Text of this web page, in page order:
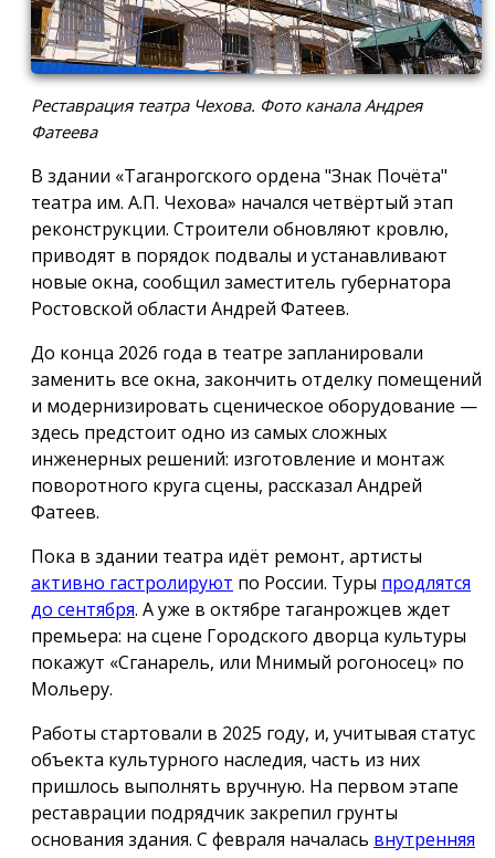
Реставрация театра Чехова. Фото канала Андрея
Фатеева
В здании «Таганрогского ордена "Знак Почёта"
театра им. А.П. Чехова» начался четвёртый этап
реконструкции. Строители обновляют кровлю,
приводят в порядок подвалы и устанавливают
новые окна, сообщил заместитель губернатора
Ростовской области Андрей Фатеев.
До конца 2026 года в театре запланировали
заменить все окна, закончить отделку помещений
и модернизировать сценическое оборудование —
здесь предстоит одно из самых сложных
инженерных решений: изготовление и монтаж
поворотного круга сцены, рассказал Андрей
Фатеев.
Пока в здании театра идёт ремонт, артисты
активно гастролируют по России. Туры продлятся
до сентября. А уже в октябре таганрожцев ждет
премьера: на сцене Городского дворца культуры
покажут «Сганарель, или Мнимый рогоносец» по
Мольеру.
Работы стартовали в 2025 году, и, учитывая статус
объекта культурного наследия, часть из них
пришлось выполнять вручную. На первом этапе
реставрации подрядчик закрепил грунты
основания здания. С февраля началась внутренняя